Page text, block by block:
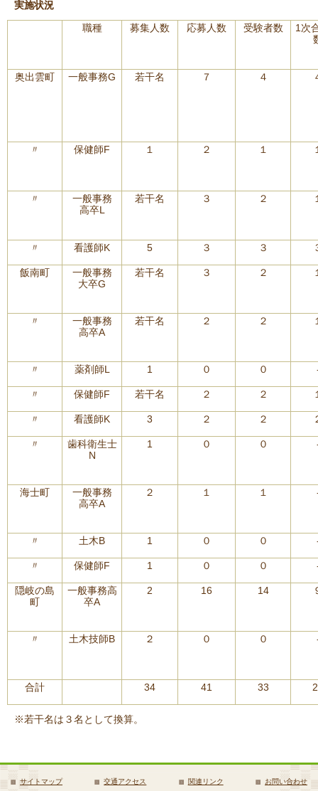
実施状況
職種 募集人数 応募人数 受験者数
1次
奥出雲町 一般事務G 若干名 ７ ４
〃 保健師F １ ２ １
〃
一般事務
高卒L
若干名 ３ ２
〃 看護師K 5 ３ ３
飯南町
一般事務
大卒G
若干名 ３ ２
〃
一般事務
高卒A
若干名 ２ ２
〃 薬剤師L 1 ０ ０
〃 保健師F 若干名 ２ ２
〃 看護師K 3 ２ ２
〃
歯科衛生士
N
1 ０ ０
海士町
一般事務
高卒A
２ １ １
〃 土木B 1 ０ ０
〃 保健師F 1 ０ ０
隠岐の島
町
一般事務高
卒A
2 16 14
〃 土木技師B ２ ０ ０
合計 34 41 33
※若干名は３名として換算。
サイトマップ 交通アクセス 関連リンク お問い合わせ